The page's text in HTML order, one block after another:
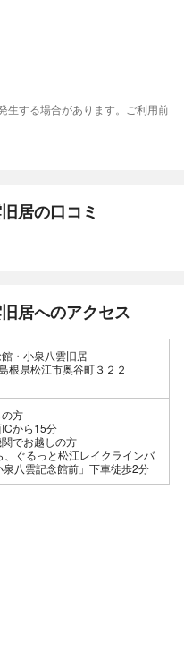
生する場合があります。ご利用前
居の口コミ
居へのアクセス
・小泉八雲旧居
根県松江市奥谷町３２２
方
から15分
でお越しの方
、ぐるっと松江レイクラインバ
泉八雲記念館前」下車徒歩2分